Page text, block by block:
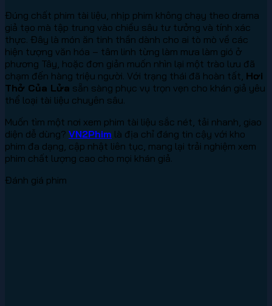
Đúng chất phim tài liệu, nhịp phim không chạy theo drama
giả tạo mà tập trung vào chiều sâu tư tưởng và tính xác
thực. Đây là món ăn tinh thần dành cho ai tò mò về các
hiện tượng văn hóa – tâm linh từng làm mưa làm gió ở
phương Tây, hoặc đơn giản muốn nhìn lại một trào lưu đã
chạm đến hàng triệu người. Với trạng thái đã hoàn tất, Hơi
Thở Của Lửa sẵn sàng phục vụ trọn vẹn cho khán giả yêu
thể loại tài liệu chuyên sâu.
Muốn tìm một nơi xem phim tài liệu sắc nét, tải nhanh, giao
diện dễ dùng? VN2Phim là địa chỉ đáng tin cậy với kho
phim đa dạng, cập nhật liên tục, mang lại trải nghiệm xem
phim chất lượng cao cho mọi khán giả.
Đánh giá phim